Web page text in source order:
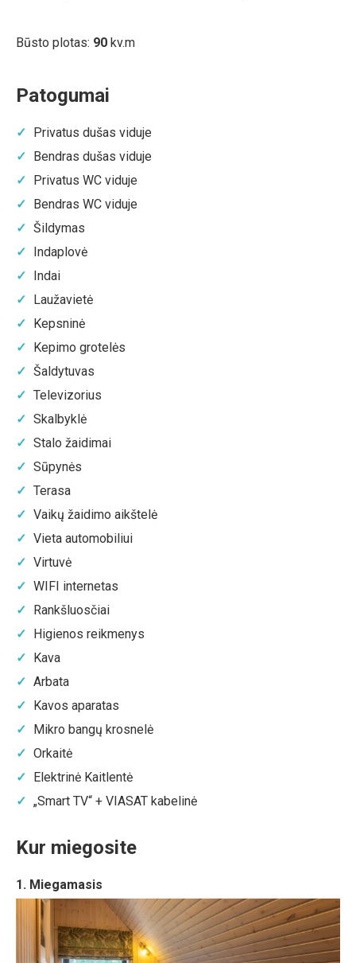
Būsto plotas: 90 kv.m
Patogumai
Privatus dušas viduje
Bendras dušas viduje
Privatus WC viduje
Bendras WC viduje
Šildymas
Indaplovė
Indai
Laužavietė
Kepsninė
Kepimo grotelės
Šaldytuvas
Televizorius
Skalbyklė
Stalo žaidimai
Sūpynės
Terasa
Vaikų žaidimo aikštelė
Vieta automobiliui
Virtuvė
WIFI internetas
Rankšluosčiai
Higienos reikmenys
Kava
Arbata
Kavos aparatas
Mikro bangų krosnelė
Orkaitė
Elektrinė Kaitlentė
„Smart TV“ + VIASAT kabelinė
Kur miegosite
1. Miegamasis